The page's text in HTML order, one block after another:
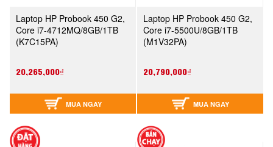
Laptop HP Probook 450 G2,
Core i7-4712MQ/8GB/1TB
(K7C15PA)
20,265,000₫
MUA NGAY
Laptop HP Probook 450 G2,
Core i7-5500U/8GB/1TB
(M1V32PA)
20,790,000₫
MUA NGAY